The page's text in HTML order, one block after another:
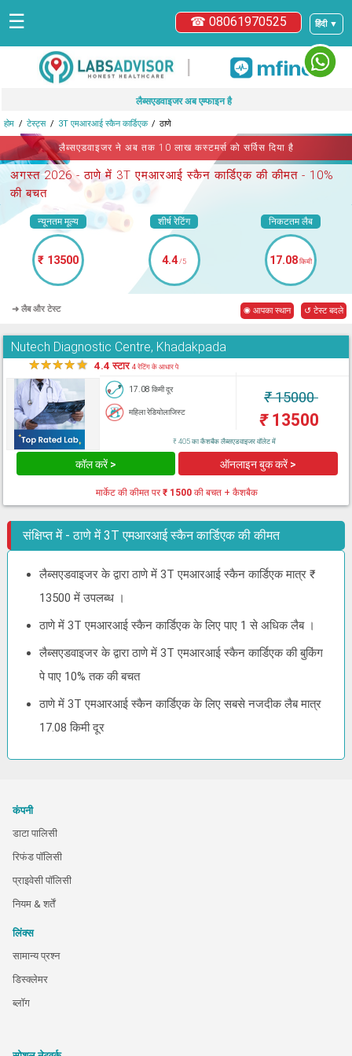
हिंदी ▼
☎ 08061970525
☰
|
लैब्सएडवाइजर अब एम्फाइन है
होम टेस्ट्स 3T एमआरआई स्कैन कार्डिएक ठाणे
लैब्सएडवाइजर ने अब तक 10 लाख कस्टमर्स को सर्विस दिया है
अगस्त 2026 -ठाणे में 3T एमआरआई स्कैन कार्डिएक की कीमत - 10%
की बचत
न्यूनतम मूल्य
₹ 13500
शीर्ष रेटिंग
4.4/5
निकटतम लैब
17.08किमी
➜ लैब और टेस्ट ◉ आपका स्थान ↺ टेस्ट बदले
Nutech Diagnostic Centre, Khadakpada
★★★★★ 4.4 स्टार4 रेटिंग के आधार पे
17.08 किमी दूर
महिला रेडियोलाजिस्ट
₹15000
₹13500
₹ 405 का कैशबैक लैब्सएडवाइजर वॉलेट में
कॉल करें > ऑनलाइन बुक करें >
मार्केट की कीमत पर₹ 1500 की बचत + कैशबैक
संक्षिप्त में - ठाणे में 3T एमआरआई स्कैन कार्डिएक की कीमत
लैब्सएडवाइजर के द्वारा ठाणे में 3T एमआरआई स्कैन कार्डिएक मात्र ₹
13500 में उपलब्ध ।
ठाणे में 3T एमआरआई स्कैन कार्डिएक के लिए पाए 1 से अधिक लैब ।
लैब्सएडवाइजर के द्वारा ठाणे में 3T एमआरआई स्कैन कार्डिएक की बुकिंग
पे पाए 10% तक की बचत
ठाणे में 3T एमआरआई स्कैन कार्डिएक के लिए सबसे नजदीक लैब मात्र
17.08 किमी दूर
कंपनी
डाटा पालिसी
रिफंड पॉलिसी
प्राइवेसी पॉलिसी
नियम & शर्तें
लिंक्स
सामान्य प्रश्न
डिस्क्लेमर
ब्लॉग